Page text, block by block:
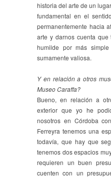
historia del arte de un
fundamental en el
permanentemente hacia
arte y darnos cuenta
humilde por más
sumamente valiosa.
Y en relación a otros
Museo Caraffa?
Bueno, en relación a
exterior que yo he
nosotros en Córdoba
Ferreyra tenemos una
todavía, que hay que
tenemos dos espacios
requieren un buen
cuenten con un